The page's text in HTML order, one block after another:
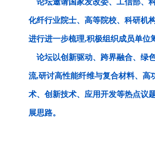
论坛邀请国家发改委、工信部、
化纤行业院士、高等院校、科研机
进行进一步梳理,积极组织成员单位
论坛以创新驱动、跨界融合、绿
流,研讨高性能纤维与复合材料、高
术、创新技术、应用开发等热点议
展思路。